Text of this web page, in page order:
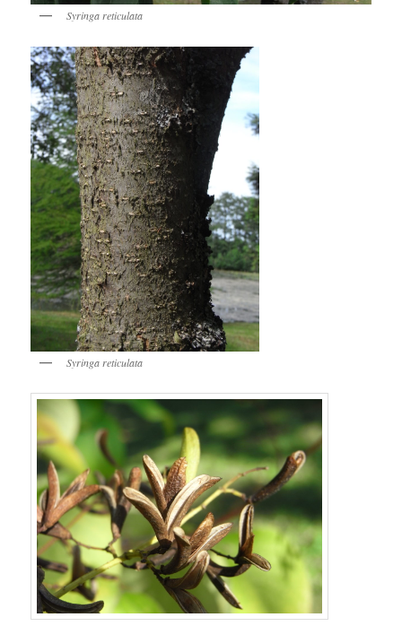
Syringa reticulata
Syringa reticulata